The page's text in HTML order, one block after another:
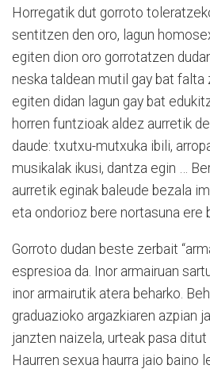
Horregatik dut gorroto
sentitzen den oro, lagun
egiten dion oro gorrotatzen
neska taldean mutil gay bat falta
egiten didan lagun gay bat
horren funtzioak aldez aurretik
daude: txutxu-mutxuka ibili,
musikalak ikusi, dantza egin …
aurretik eginak baleude bezala
eta ondorioz bere nortasuna ere
Gorroto dudan beste zerbait
espresioa da. Inor armairuan
inor armairutik atera beharko.
graduazioko argazkiaren azpian
janzten naizela, urteak pasa ditut
Haurren sexua haurra jaio baino